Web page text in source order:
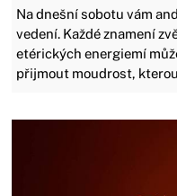
Na dnešní sobotu vám
vedení. Každé znamení
etérických energiemí
přijmout moudrost,